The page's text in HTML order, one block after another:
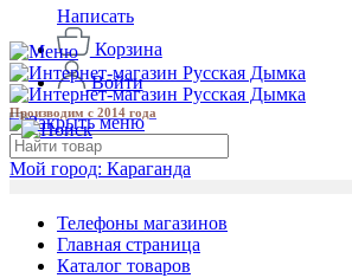
Написать
Корзина
Войти
Производим с 2014 года
Мой город: Караганда
Телефоны магазинов
Главная страница
Каталог товаров